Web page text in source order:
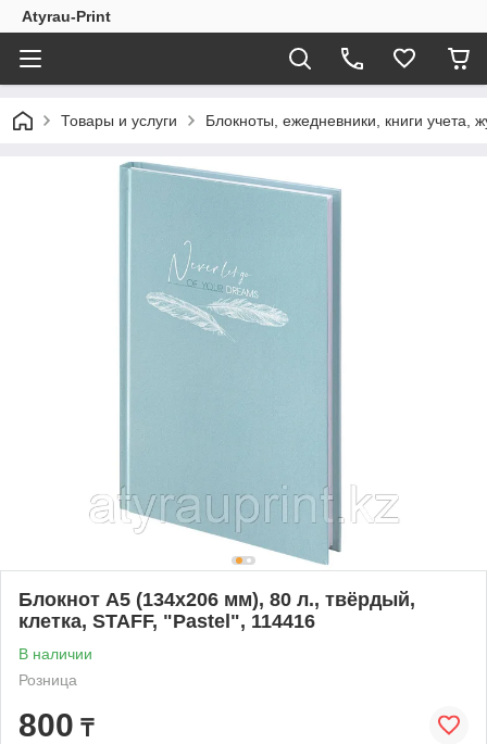
Atyrau-Print
Товары и услуги Блокноты, ежедневники, книги учета,
Блокнот А5 (134х206 мм), 80 л., твёрдый,
клетка, STAFF, "Pastel", 114416
В наличии
Розница
800 ₸